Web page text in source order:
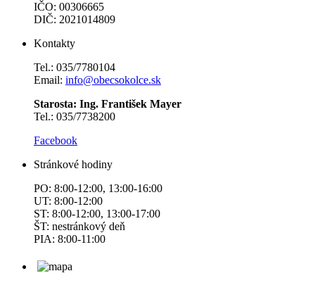
IČO: 00306665
DIČ: 2021014809
Kontakty
Tel.: 035/7780104
Email: info@obecsokolce.sk
Starosta: Ing. František Mayer
Tel.: 035/7738200
Facebook
Stránkové hodiny
PO: 8:00-12:00, 13:00-16:00
UT: 8:00-12:00
ST: 8:00-12:00, 13:00-17:00
ŠT: nestránkový deň
PIA: 8:00-11:00